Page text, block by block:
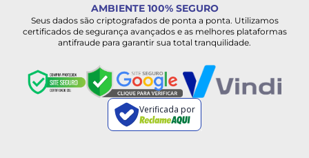
AMBIENTE 100% SEGURO
Seus dados são criptografados de ponta a ponta. Utilizamos
certificados de segurança avançados e as melhores plataformas
antifraude para garantir sua total tranquilidade.
Verificada por